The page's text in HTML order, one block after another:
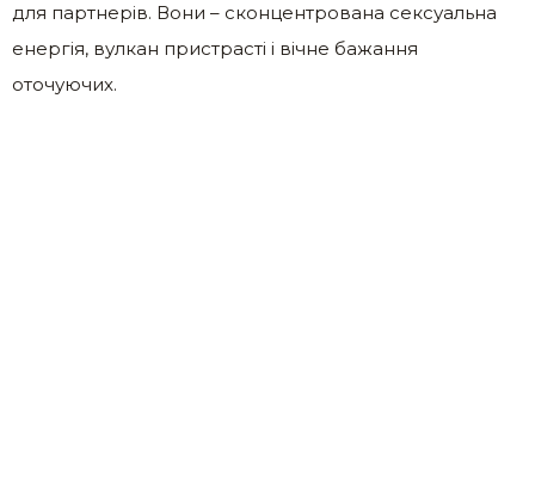
для партнерів. Вони – сконцентрована сексуальна
енергія, вулкан пристрасті і вічне бажання
оточуючих.